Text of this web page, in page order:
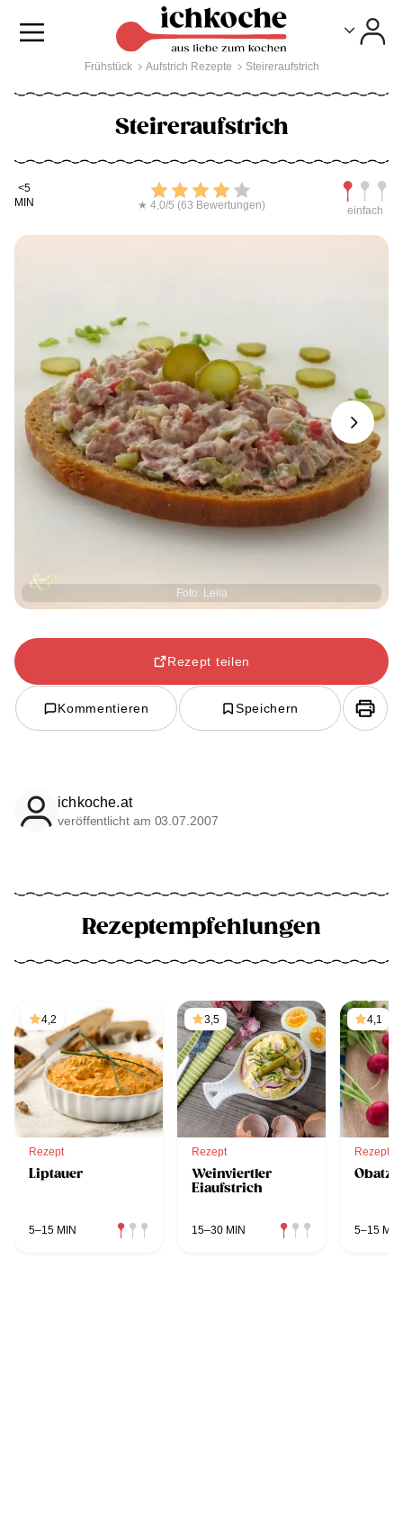
Frühstück Aufstrich Rezepte Steireraufstrich
Steireraufstrich
Kochdauer
<5
MIN
Bewerten
★ 4,0/5 (63 Bewertungen) einfach
Foto: Leila
Next
Rezept teilen
Kommentieren Speichern
ichkoche.at
veröffentlicht am 03.07.2007
Rezeptempfehlungen
4,2
Rezept
Liptauer
5–15 MIN
3,5
Rezept
Weinviertler
Eiaufstrich
15–30 MIN
4,1
Rezept
5–15 MIN